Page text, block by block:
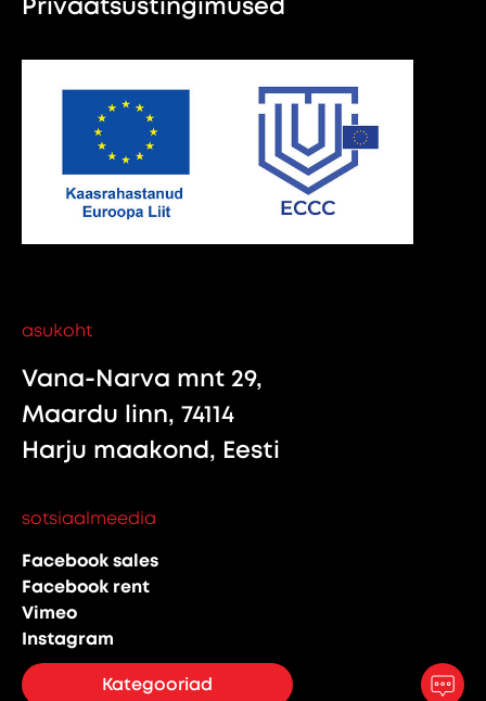
Kategooriad
asukoht
Vana-Narva mnt 29,
Maardu linn, 74114
Harju maakond, Eesti
sotsiaalmeedia
Facebook sales
Facebook rent
Vimeo
Instagram